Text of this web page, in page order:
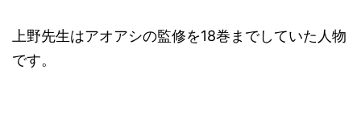
上野先生はアオアシの監修を18巻までしていた人物
です。